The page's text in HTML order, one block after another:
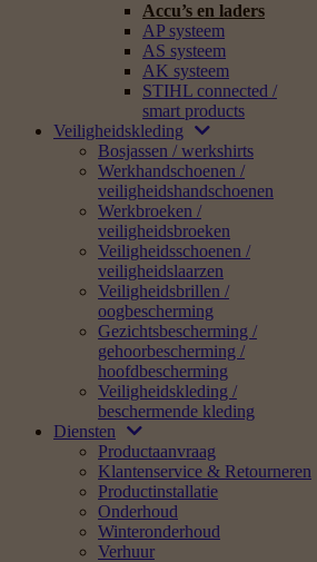
Accu’s en laders
AP systeem
AS systeem
AK systeem
STIHL connected /
smart products
Veiligheidskleding
Bosjassen / werkshirts
Werkhandschoenen /
veiligheidshandschoenen
Werkbroeken /
veiligheidsbroeken
Veiligheidsschoenen /
veiligheidslaarzen
Veiligheidsbrillen /
oogbescherming
Gezichtsbescherming /
gehoorbescherming /
hoofdbescherming
Veiligheidskleding /
beschermende kleding
Diensten
Productaanvraag
Klantenservice & Retourneren
Productinstallatie
Onderhoud
Winteronderhoud
Verhuur